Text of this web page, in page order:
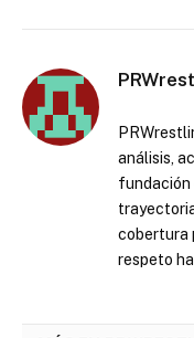
análisis,
fundación
cobertura
respeto